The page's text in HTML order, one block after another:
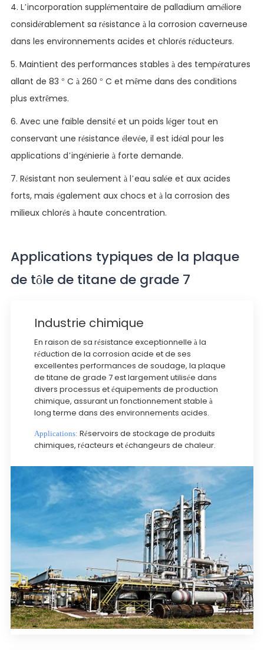
4. L’incorporation supplémentaire de palladium améliore
considérablement sa résistance à la corrosion caverneuse
dans les environnements acides et chlorés réducteurs.
5. Maintient des performances stables à des températures
allant de 83 ° C à 260 ° C et même dans des conditions
plus extrêmes.
6. Avec une faible densité et un poids léger tout en
conservant une résistance élevée, il est idéal pour les
applications d’ingénierie à forte demande.
7. Résistant non seulement à l’eau salée et aux acides
forts, mais également aux chocs et à la corrosion des
milieux chlorés à haute concentration.
Applications typiques de la plaque
de tôle de titane de grade 7
Industrie chimique
En raison de sa résistance exceptionnelle à la
réduction de la corrosion acide et de ses
excellentes performances de soudage, la plaque
de titane de grade 7 est largement utilisée dans
divers processus et équipements de production
chimique, assurant un fonctionnement stable à
long terme dans des environnements acides.
Applications: Réservoirs de stockage de produits
chimiques, réacteurs et échangeurs de chaleur.